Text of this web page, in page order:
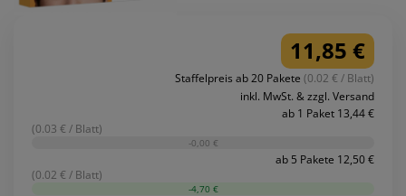
11,85 €
Staffelpreis ab 20 Pakete (0.02 € / Blatt)
inkl. MwSt. & zzgl. Versand
ab 1 Paket 13,44 €
(0.03 € / Blatt)
-0,00 €
ab 5 Pakete 12,50 €
(0.02 € / Blatt)
-4,70 €